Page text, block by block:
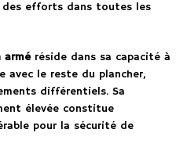
des efforts dans toutes les
arméréside dans sa capacité à
avec le reste du plancher,
différentiels. Sa
élevée constitue
pour la sécurité de